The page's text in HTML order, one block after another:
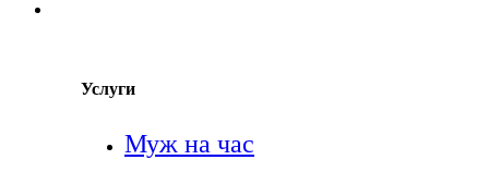
Услуги
Муж на час